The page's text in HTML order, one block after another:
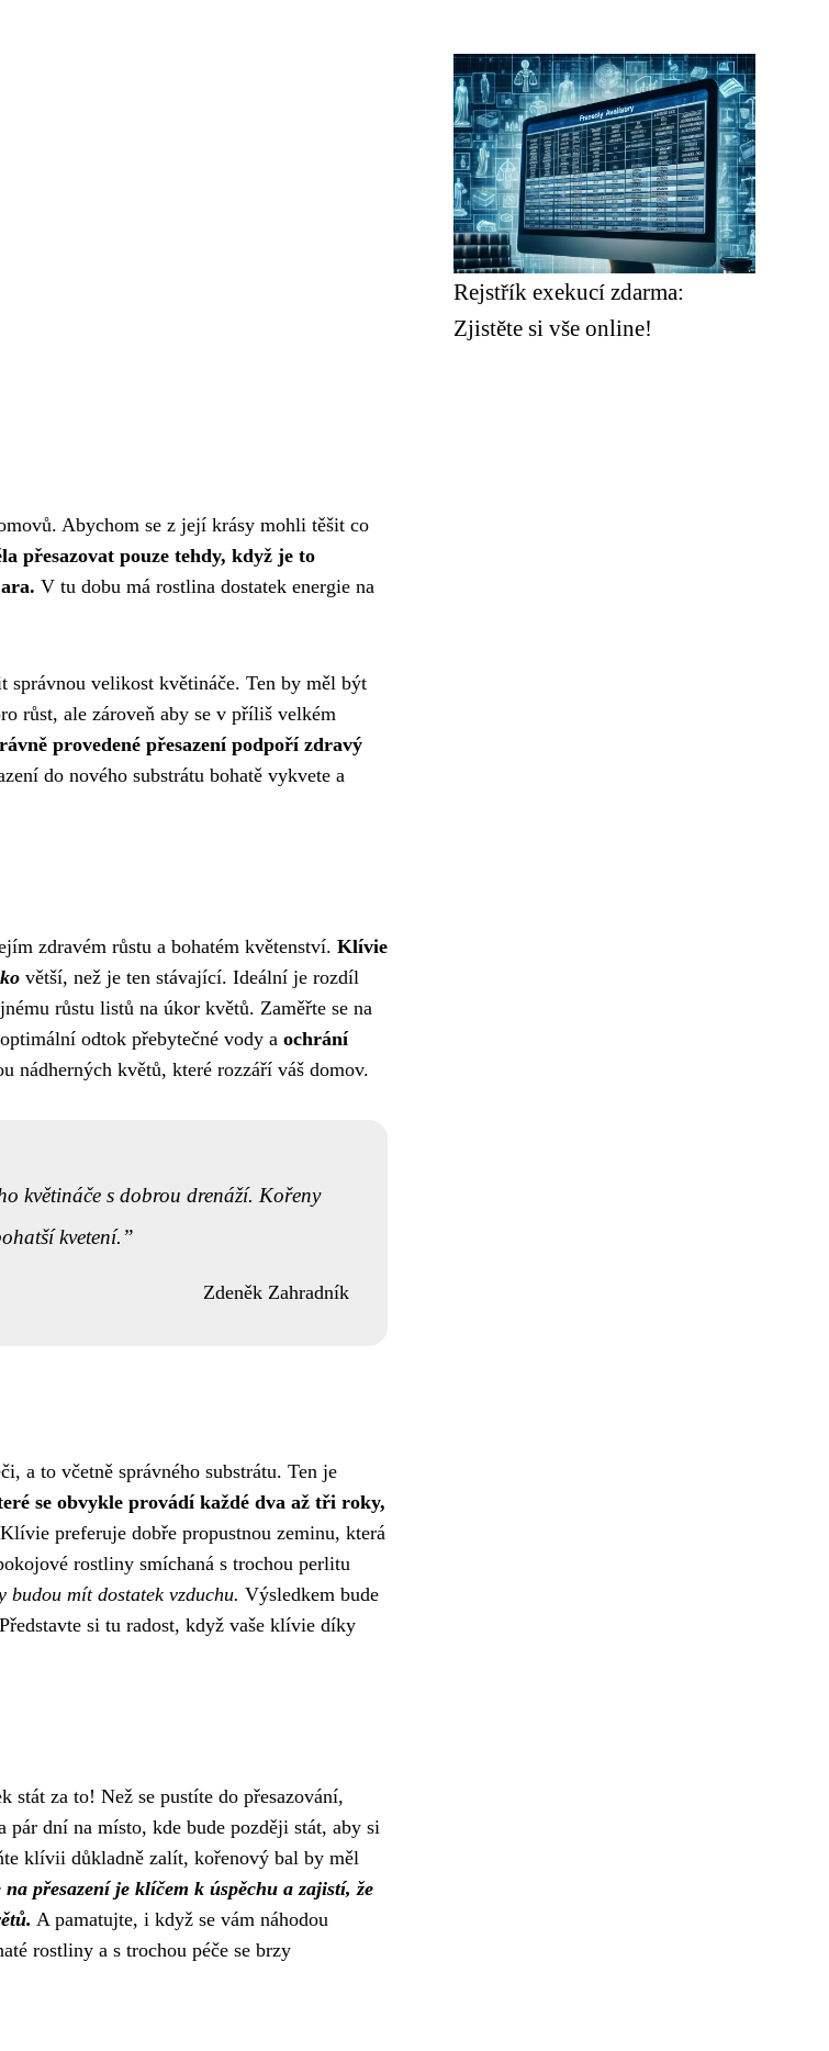
Abychom se z její krásy mohli těšit co
přesazovat pouze tehdy, když je to
V tu dobu má rostlina dostatek energie na
správnou velikost květináče. Ten by měl být
růst, ale zároveň aby se v příliš velkém
provedené přesazení podpoří zdravý
do nového substrátu bohatě vykvete a
zdravém růstu a bohatém květenství. Klívie
větší, než je ten stávající. Ideální je rozdíl
růstu listů na úkor květů. Zaměřte se na
odtok přebytečné vody a ochrání
nádherných květů, které rozzáří váš domov.
květináče s dobrou drenáží. Kořeny
kvetení.
Zdeněk Zahradník
a to včetně správného substrátu. Ten je
se obvykle provádí každé dva až tři roky,
preferuje dobře propustnou zeminu, která
rostliny smíchaná s trochou perlitu
budou mít dostatek vzduchu. Výsledkem bude
si tu radost, když vaše klívie díky
stát za to! Než se pustíte do přesazování,
dní na místo, kde bude později stát, aby si
klívii důkladně zalít, kořenový bal by měl
přesazení je klíčem k úspěchu a zajistí, že
A pamatujte, i když se vám náhodou
rostliny a s trochou péče se brzy
Rejstřík exekucí zdarma:
Zjistěte si vše online!